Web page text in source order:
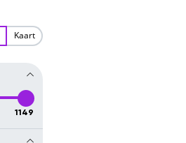
Kaart
1149